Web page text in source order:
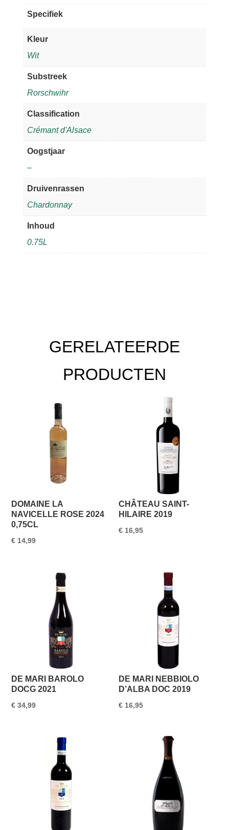
-
Crémant
d'Alsace
Méthode
traditionnelle
aantal
Specifiek
Kleur
Wit
Substreek
Rorschwihr
Classification
Crémant d'Alsace
Oogstjaar
–
Druivenrassen
Chardonnay
Inhoud
0.75L
GERELATEERDE
PRODUCTEN
DOMAINE LA
NAVICELLE ROSE 2024
0,75CL
€ 14,99
CHÂTEAU SAINT-
HILAIRE 2019
€ 16,95
DE MARI BAROLO
DOCG 2021
€ 34,99
DE MARI NEBBIOLO
D’ALBA DOC 2019
€ 16,95